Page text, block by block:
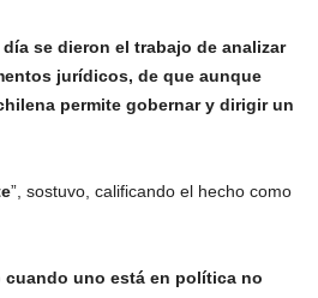
se dieron el trabajo de analizar
jurídicos, de que aunque
permite gobernar y dirigir un
”, sostuvo, calificando el hecho como
uno está en política no